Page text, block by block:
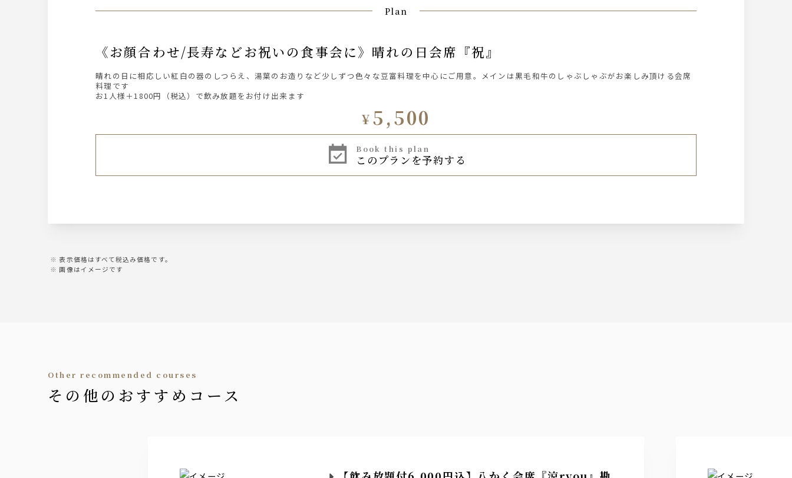
Plan
《お顔合わせ/長寿などお祝いの食事会に》晴れの日会席『祝』
晴れの日に相応しい紅白の器のしつらえ、湯葉のお造りなど少しずつ色々な豆富料理を中心にご用意。メインは黒毛和牛のしゃぶしゃぶがお楽しみ頂ける会席
料理です
お1人様＋1800円（税込）で飲み放題をお付け出来ます
¥5,500
book this plan
このプランを予約する
表示価格はすべて税込み価格です。
画像はイメージです
other recommended courses
その他のおすすめコース